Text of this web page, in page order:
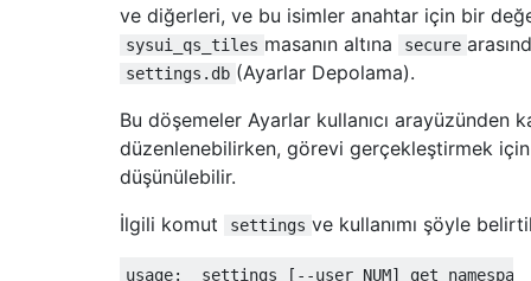
ve diğerleri, ve bu isimler anahtar için bir
sysui_qs_tiles masanın altına secure
settings.db (Ayarlar Depolama).
Bu döşemeler Ayarlar kullanıcı arayüzünden
düzenlenebilirken, görevi gerçekleştirmek için
düşünülebilir.
İlgili komut
settings ve kullanımı şöyle
usage:  settings [--user NUM] get